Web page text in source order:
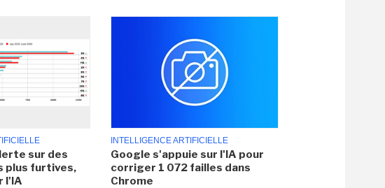
sur des
plus furtives,
l'IA
INTELLIGENCE ARTIFICIELLE
Google s'appuie sur l'IA pour
corriger 1 072 failles dans
Chrome